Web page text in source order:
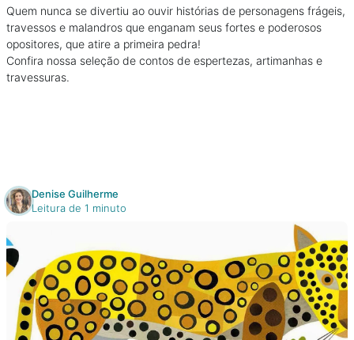
Colunas
Conteúdos
E-Books
Podcast
Assine
Quem nunca se divertiu ao ouvir histórias de personagens frágeis,
travessos e malandros que enganam seus fortes e poderosos
opositores, que atire a primeira pedra!
Confira nossa seleção de contos de espertezas, artimanhas e
travessuras.
Denise Guilherme
Leitura de 1 minuto